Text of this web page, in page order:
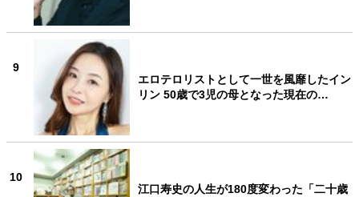
9
エロテロリストとして一世を風靡したイン
リン 50歳で3児の母となった現在の…
10
江口寿史の人生が180度変わった「二十歳